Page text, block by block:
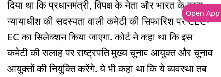
दिया था कि प्रधानमंत्री, विपक्ष के नेता और भारत के मुख्य
न्यायाधीश की सदस्यता वाली कमेटी की सिफारिश पर CEC-
EC का सिलेक्शन किया जाएगा. कोर्ट ने कहा था कि इस
कमेटी की सलाह पर राष्ट्रपति मुख्य चुनाव आयुक्त और चुनाव
आयुक्तों की नियुक्ति करेंगे. ये भी कहा था कि ये व्यवस्था तब
Open App